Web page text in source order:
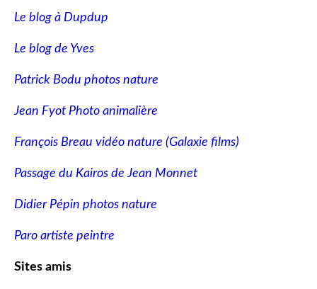
Le blog à Dupdup
Le blog de Yves
Patrick Bodu photos nature
Jean Fyot Photo animalière
François Breau vidéo nature (Galaxie films)
Passage du Kairos de Jean Monnet
Didier Pépin photos nature
Paro artiste peintre
Sites amis